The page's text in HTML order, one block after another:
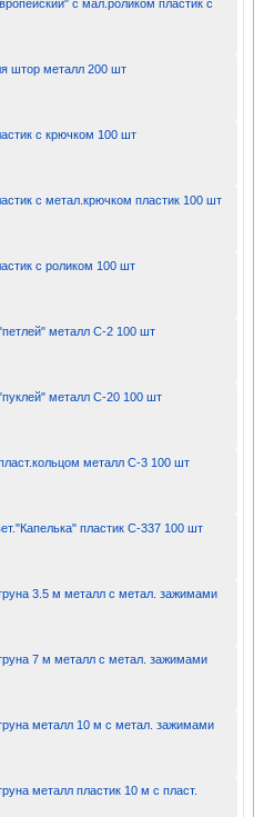
с мал.роликом пластик с
штор металл 200 шт
с крючком 100 шт
с метал.крючком пластик 100 шт
с роликом 100 шт
металл С-2 100 шт
металл С-20 100 шт
металл С-3 100 шт
пластик С-337 100 шт
3.5 м металл с метал. зажимами
7 м металл с метал. зажимами
металл 10 м с метал. зажимами
металл пластик 10 м с пласт.